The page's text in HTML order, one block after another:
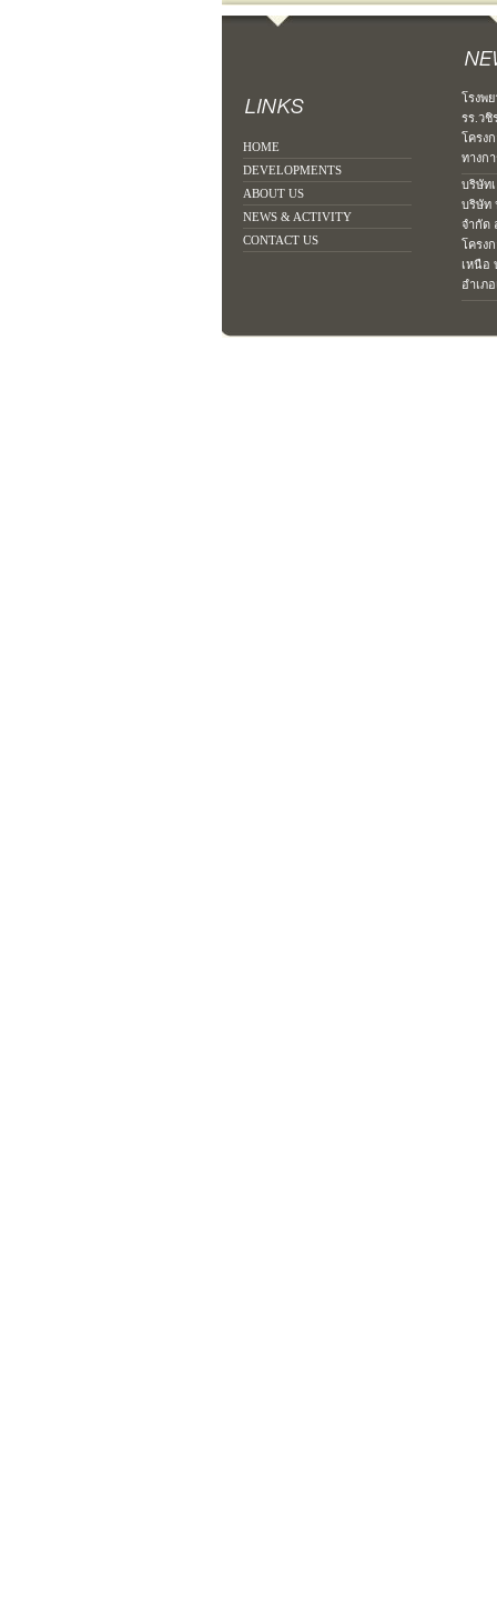
HOME
DEVELOPMENTS
ABOUT US
NEWS & ACTIVITY
CONTACT US
โรงพ
รร.วชิ
โครง
ทางก
บริษัท
บริษัท
จำกัด
โครง
เหนือ
อำเภอ